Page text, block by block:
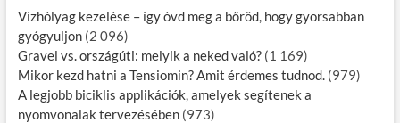
Vízhólyag kezelése – így óvd meg a bőröd, hogy gyorsabban
gyógyuljon (2 096)
Gravel vs. országúti: melyik a neked való? (1 169)
Mikor kezd hatni a Tensiomin? Amit érdemes tudnod. (979)
A legjobb biciklis applikációk, amelyek segítenek a
nyomvonalak tervezésében (973)